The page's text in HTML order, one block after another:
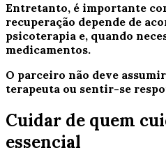
Entretanto, é importante
recuperação depende de
psicoterapia e, quando
medicamentos.
O parceiro não deve
terapeuta ou sentir-se
Cuidar de quem
essencial